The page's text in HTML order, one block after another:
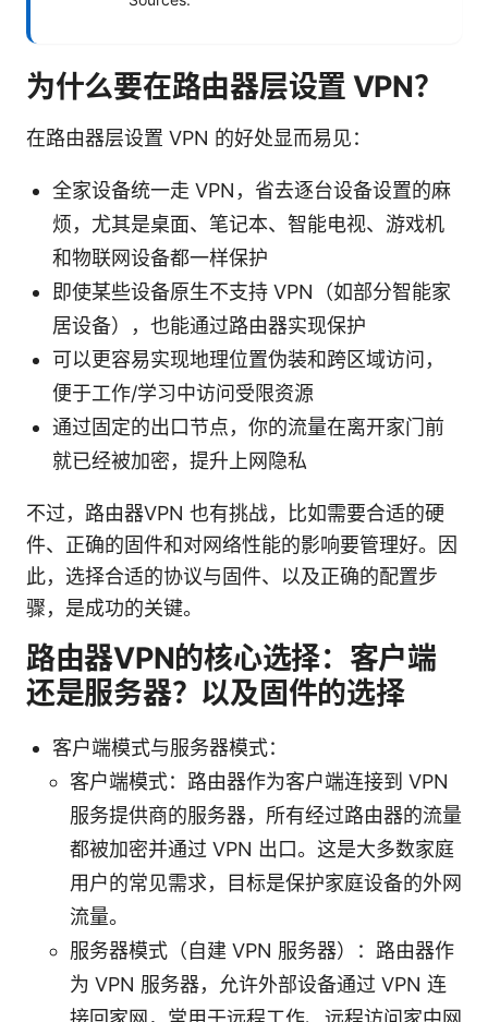
为什么要在路由器层设置 VPN？
在路由器层设置 VPN 的好处显而易见：
全家设备统一走 VPN，省去逐台设备设置的麻
烦，尤其是桌面、笔记本、智能电视、游戏机
和物联网设备都一样保护
即使某些设备原生不支持 VPN（如部分智能家
居设备），也能通过路由器实现保护
可以更容易实现地理位置伪装和跨区域访问，
便于工作/学习中访问受限资源
通过固定的出口节点，你的流量在离开家门前
就已经被加密，提升上网隐私
不过，路由器VPN 也有挑战，比如需要合适的硬
件、正确的固件和对网络性能的影响要管理好。因
此，选择合适的协议与固件、以及正确的配置步
骤，是成功的关键。
路由器VPN的核心选择：客户端
还是服务器？以及固件的选择
客户端模式与服务器模式：
客户端模式：路由器作为客户端连接到 VPN
服务提供商的服务器，所有经过路由器的流量
都被加密并通过 VPN 出口。这是大多数家庭
用户的常见需求，目标是保护家庭设备的外网
流量。
服务器模式（自建 VPN 服务器）：路由器作
为 VPN 服务器，允许外部设备通过 VPN 连